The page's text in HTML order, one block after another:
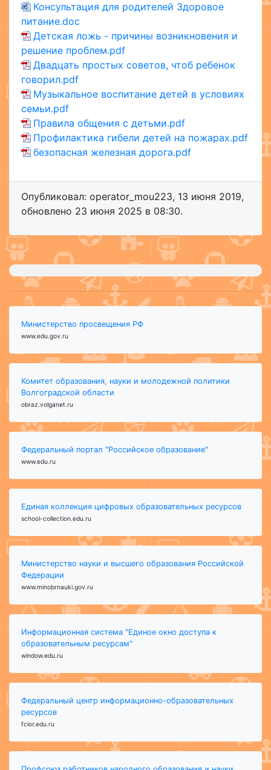
Консультация для родителей Здоровое
питание.doc
Детская ложь - причины возникновения и
решение проблем.pdf
Двадцать простых советов, чтоб ребенок
говорил.pdf
Музыкальное воспитание детей в условиях
семьи.pdf
Правила общения с детьми.pdf
Профилактика гибели детей на пожарах.pdf
безопасная железная дорога.pdf
Опубликовал: operator_mou223, 13 июня 2019,
обновлено 23 июня 2025 в 08:30.
Министерство просвещения РФ
www.edu.gov.ru
Комитет образования, науки и молодежной политики
Волгоградской области
obraz.volganet.ru
Федеральный портал "Российское образование"
www.edu.ru
Единая коллекция цифровых образовательных ресурсов
school-collection.edu.ru
Министерство науки и высшего образования Российской
Федерации
www.minobrnauki.gov.ru
Информационная система "Единое окно доступа к
образовательным ресурсам"
window.edu.ru
Федеральный центр информационно-образовательных
ресурсов
fcior.edu.ru